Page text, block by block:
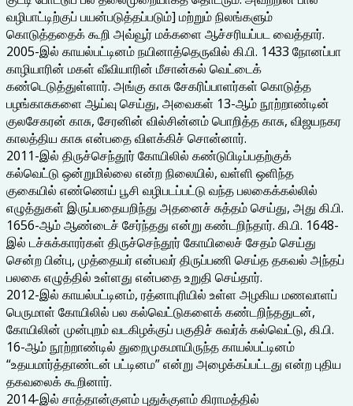
வழிபாட்டிற்குப் பயன்படுத்தப்படும்] மற்றும் நிலங்களும்
கொடுத்ததைக் கூறி அவ்வூர் மக்களை ஆச்சரியப்பட வைத்தார்.
2005-இல் காயல்பட்டினம் நயினாத்தெருவில் கி.பி. 1433 நோனப்பா
காழியாரின் மகள் வீவியாரின் மீசான்கல் வெட்டைக்
கண்டெடுத்துள்ளார். அங்கு காசு சேகரிப்பாளர்கள் கொடுத்த
பழங்காசுகளை ஆய்வு செய்து, அவைகள் 13-ஆம் நூற்றாண்டின்
குலசேகரன் காசு, சேரனின் வில்சின்னம் பொறித்த காசு, விஜயநகர
காலத்திய காசு என்பதை விளக்கிச் சொன்னார்.
2011-இல் திருச்செந்தூர் கோயிலில் கண்டுபிடிப்பதற்குக்
கல்வெட்டு ஒன்றுமில்லை என்ற நிலையில், வள்ளி ஒளிந்த
குகையில் எண்ணெய் பூசி வழிபடப்பட்டு வந்த பலகைக்கல்லில்
எழுத்துகள் இருப்பதையறிந்து அதனைச் சுத்தம் செய்து, அது கி.பி.
1656-ஆம் ஆண்டைச் சேர்ந்தது என்று கண்டறிந்தார். கி.பி. 1648-
இல் டச்சுக்காரர்கள் திருச்செந்தூர் கோயிலைச் சேதம் செய்து
சென்ற பின்பு, முத்தையர் என்பவர் திருப்பணி செய்த தகவல் அந்தப்
பலகை எழுத்தில் உள்ளது என்பதை உறுதி செய்தார்.
2012-இல் காயல்பட்டினம், ரத்னாபுரியில் உள்ள அழகிய மணவாளப்
பெருமாள் கோயிலில் பல கல்வெட்டுகளைக் கண்டறிந்ததுடன்,
கோயிலின் முன்புறம் வடகிழக்குப் பகுதிச் சுவர்க் கல்வெட்டு, கி.பி.
16-ஆம் நூற்றாண்டில் துறைமுகமாயிருந்த காயல்பட்டினம்
“உதயமார்த்தாண்டன் பட்டினம” என்று அழைக்கப்பட்டது என்ற புதிய
தகவலைக் கூறினார்.
2014-இல் சாத்தான்குளம் புதுக்குளம் கிராமத்தில்